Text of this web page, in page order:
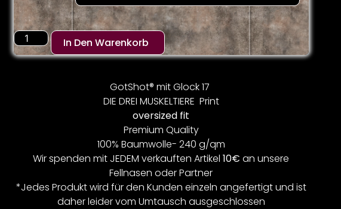
In Den Warenkorb
GotShot® mit Glock 17
DIE DREI MUSKELTIERE Print
oversized fit
Premium Quality
100% Baumwolle- 240 g/qm
Wir spenden mit JEDEM verkauften Artikel10€ an unsere
Fellnasen oder Partner
*Jedes Produkt wird für den Kunden einzeln angefertigt und ist
daher leider vom Umtausch ausgeschlossen